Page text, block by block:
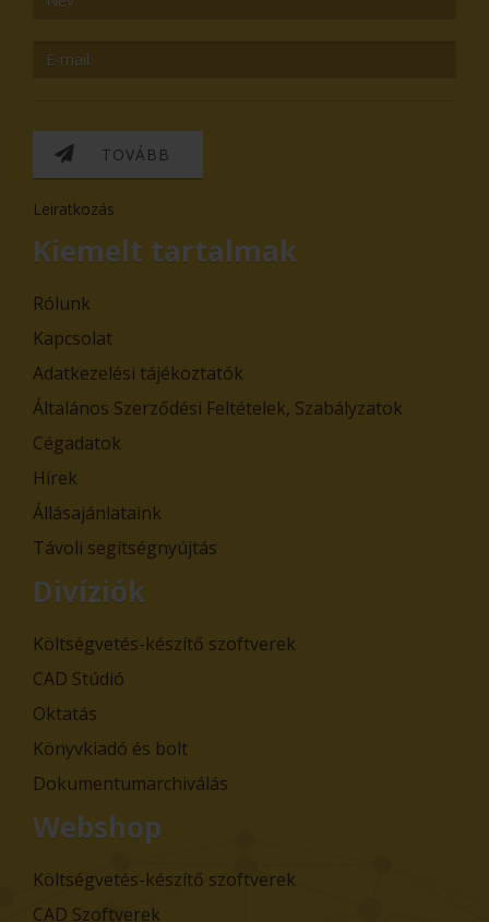
TOVÁBB
Leiratkozás
Kiemelt tartalmak
Rólunk
Kapcsolat
Adatkezelési tájékoztatók
Általános Szerződési Feltételek, Szabályzatok
Cégadatok
Hírek
Állásajánlataink
Távoli segítségnyújtás
Divíziók
Költségvetés-készítő szoftverek
CAD Stúdió
Oktatás
Könyvkiadó és bolt
Dokumentumarchiválás
Webshop
Költségvetés-készítő szoftverek
CAD Szoftverek